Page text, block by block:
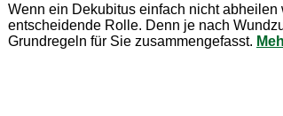
Wenn ein Dekubitus einfach nicht
entscheidende Rolle. Denn je nach
Grundregeln für Sie zusammengefasst.